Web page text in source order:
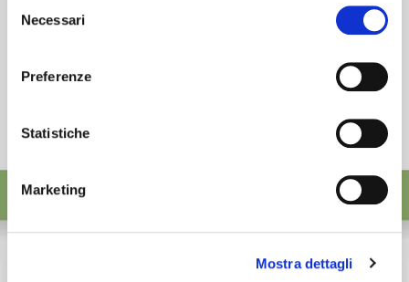
desideri accettare e cliccando ACCETTA SELEZIONATI.
delNecessari
Preferenze
Statistiche
Marketing
Mostra dettagli